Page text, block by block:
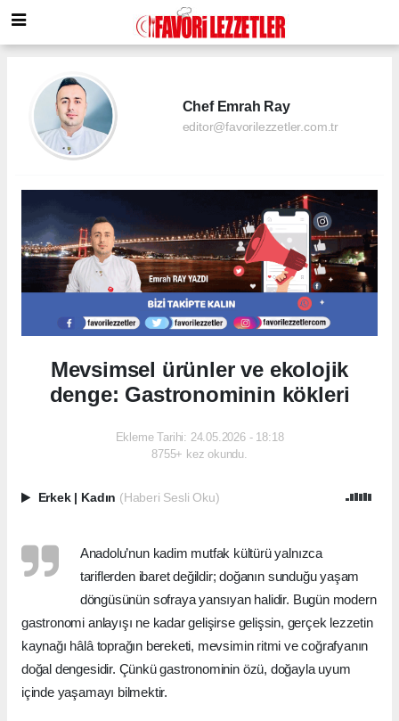
Chef Emrah Ray
editor@favorilezzetler.com.tr
Mevsimsel ürünler ve ekolojik
denge: Gastronominin kökleri
Ekleme Tarihi: 24.05.2026 - 18:18
8755+ kez okundu.
Erkek Kadın (Haberi Sesli Oku)
Anadolu’nun kadim mutfak kültürü yalnızca
tariflerden ibaret değildir; doğanın sunduğu yaşam
döngüsünün sofraya yansıyan halidir. Bugün modern
gastronomi anlayışı ne kadar gelişirse gelişsin, gerçek lezzetin
kaynağı hâlâ toprağın bereketi, mevsimin ritmi ve coğrafyanın
doğal dengesidir. Çünkü gastronominin özü, doğayla uyum
içinde yaşamayı bilmektir.